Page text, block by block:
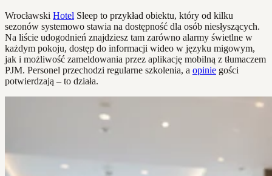
Wrocławski Hotel Sleep to przykład obiektu, który od kilku
sezonów systemowo stawia na dostępność dla osób niesłyszących.
Na liście udogodnień znajdziesz tam zarówno alarmy świetlne w
każdym pokoju, dostęp do informacji wideo w języku migowym,
jak i możliwość zameldowania przez aplikację mobilną z tłumaczem
PJM. Personel przechodzi regularne szkolenia, a opinie gości
potwierdzają – to działa.